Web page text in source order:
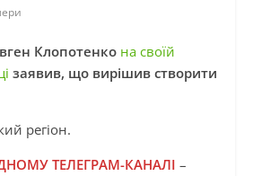
Клопотенкона своїй
заявив, що вирішив створити
регіон.
ТЕЛЕГРАМ-КАНАЛІ –